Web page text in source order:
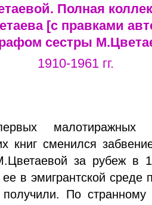
Полная
[с правками
сестры
1910-1961 гг.
книг сменился
за рубеж в
ее в эмигрантской среде
По странному